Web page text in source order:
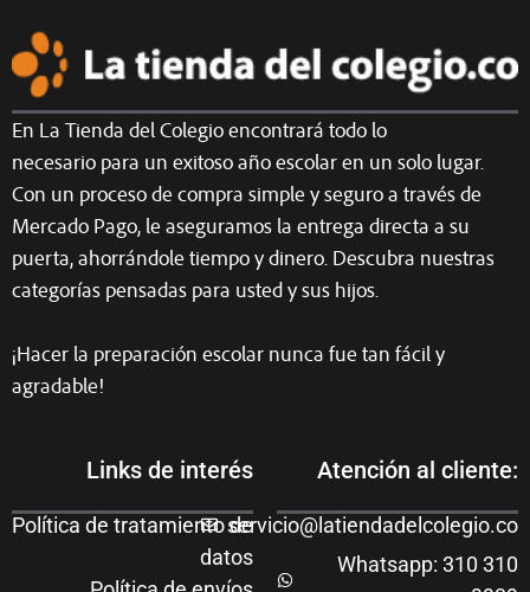
En La Tienda del Colegio encontrará todo lo
necesario para un exitoso año escolar en un solo lugar.
Con un proceso de compra simple y seguro a través de
Mercado Pago, le aseguramos la entrega directa a su
puerta, ahorrándole tiempo y dinero. Descubra nuestras
categorías pensadas para usted y sus hijos.
¡Hacer la preparación escolar nunca fue tan fácil y
agradable!
Links de interés
Política de tratamiento de
datos
Atención al cliente:
servicio@latiendadelcolegio.co
Whatsapp: 310 310